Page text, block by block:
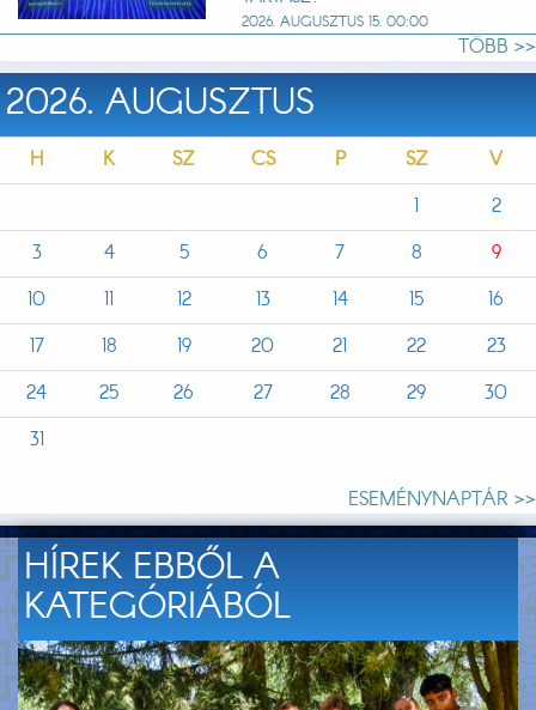
2026. AUGUSZTUS 15. 00:00
TÖBB >>
2026. AUGUSZTUS
H K SZ CS P SZ
V
1
2
3
4 5 6 7 8
9
10
11 12 13 14 15
16
17
18 19 20 21 22
23
24
25 26 27 28 29
30
31
ESEMÉNYNAPTÁR >>
HÍREK EBBŐL A
KATEGÓRIÁBÓL